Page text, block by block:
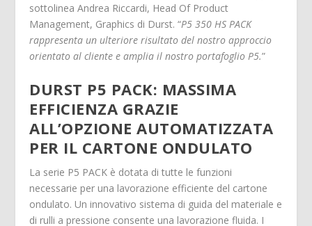
sottolinea Andrea Riccardi, Head Of Product
Management, Graphics di Durst. “P5 350 HS PACK
rappresenta un ulteriore risultato del nostro approccio
orientato al cliente e amplia il nostro portafoglio P5.”
DURST P5 PACK: MASSIMA
EFFICIENZA GRAZIE
ALL’OPZIONE AUTOMATIZZATA
PER IL CARTONE ONDULATO
La serie P5 PACK è dotata di tutte le funzioni
necessarie per una lavorazione efficiente del cartone
ondulato. Un innovativo sistema di guida del materiale e
di rulli a pressione consente una lavorazione fluida. I